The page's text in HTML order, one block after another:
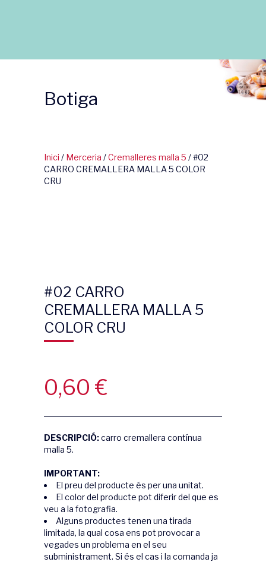
Botiga
Inici / Merceria /Cremalleres malla 5 / #02
CARRO CREMALLERA MALLA 5 COLOR
CRU
#02 CARRO
CREMALLERA MALLA 5
COLOR CRU
0,60 €
DESCRIPCIÓ:carro cremallera contínua
malla 5.
IMPORTANT:
El preu del producte és per una unitat.
El color del producte pot diferir del que es
veu a la fotografia.
Alguns productes tenen una tirada
limitada, la qual cosa ens pot provocar a
vegades un problema en el seu
subministrament. Si és el cas i la comanda ja